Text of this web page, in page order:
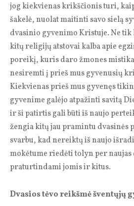
jog kiekvienas krikščionis turi,
šakelė, nuolat maitinti savo sielą
dvasinio gyvenimo Kristuje. Ne
kitų religijų atstovai kalba apie
poreikį, kuris daro žmones
nesiremti į prieš mus gyvenusių
Kiekvienas prieš mus gyvenęs
gyvenime galėjo atpažinti savitą
ir ši patirtis gali būti iš naujo
žengia kitų jau pramintu dvasinės
svarbu, kad nereiktų iš naujo
mokėtume riedėti tolyn per
praturtindami jomis ir kitus.
Dvasios tėvo reikšmė šventųjų